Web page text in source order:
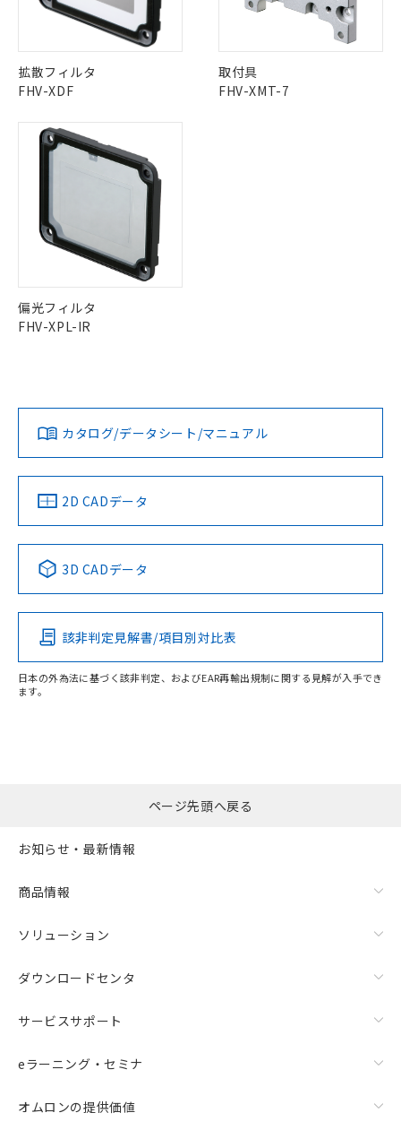
拡散フィルタ
FHV-XDF
取付具
FHV-XMT-7
偏光フィルタ
FHV-XPL-IR
カタログ/データシート/マニュアル
2D CADデータ
3D CADデータ
該非判定見解書/項目別対比表
日本の外為法に基づく該非判定、およびEAR再輸出規制に関する見解が入手でき
ます。
ページ先頭へ戻る
お知らせ・最新情報
商品情報
ソリューション
ダウンロードセンタ
サービスサポート
eラーニング・セミナ
オムロンの提供価値